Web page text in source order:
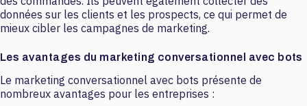
données sur les clients et les prospects, ce qui permet de
mieux cibler les campagnes de marketing.
Les avantages du marketing conversationnel avec bots
Le marketing conversationnel avec bots présente de
nombreux avantages pour les entreprises :